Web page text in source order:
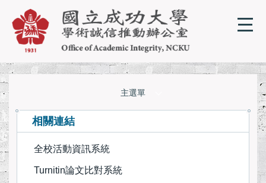
到
容
區
主選單
單位簡介
相關規章
相關連結
全校活動資訊系統
Turnitin論文比對系統